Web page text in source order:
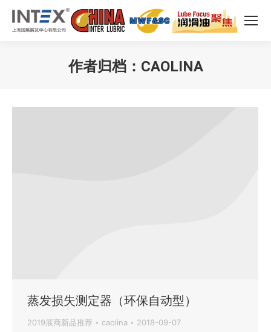
作者归档： CAOLINA
蒸发损失测定器（环保自动型）
2019展商新品推荐 caolina 2018-09-07